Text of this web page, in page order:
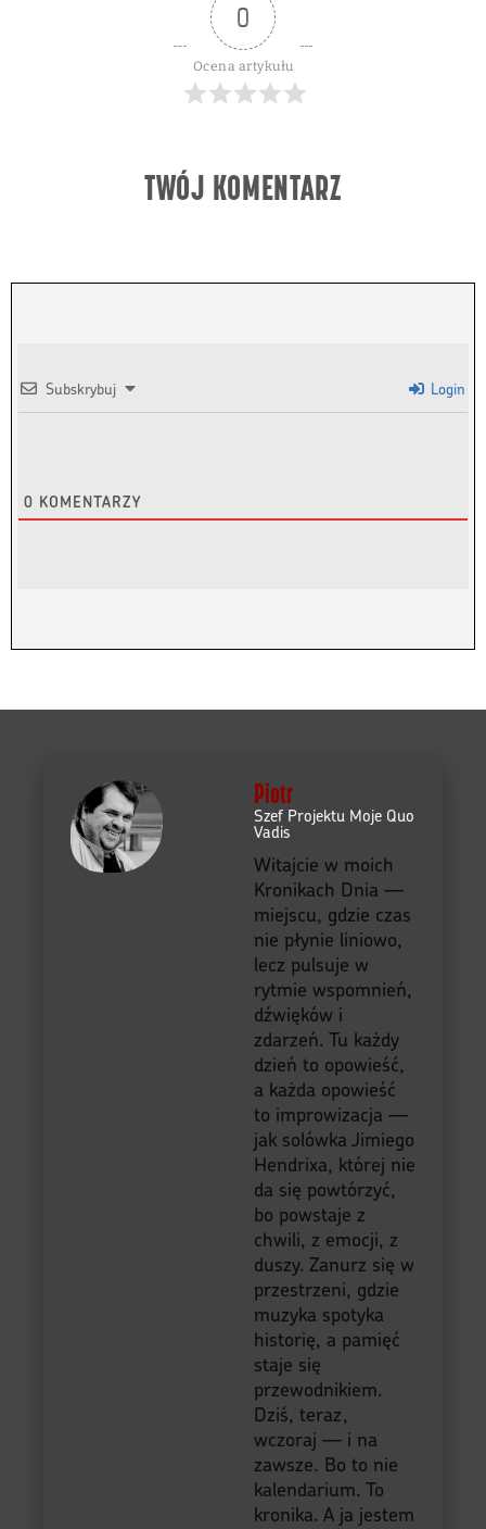
0
Ocena artykułu
TWÓJ KOMENTARZ
Subskrybuj Login
0 KOMENTARZY
Piotr
Szef Projektu Moje Quo
Vadis
Witajcie w moich
Kronikach Dnia —
miejscu, gdzie czas
nie płynie liniowo,
lecz pulsuje w
rytmie wspomnień,
dźwięków i
zdarzeń. Tu każdy
dzień to opowieść,
a każda opowieść
to improwizacja —
jak solówka Jimiego
Hendrixa, której nie
da się powtórzyć,
bo powstaje z
chwili, z emocji, z
duszy. Zanurz się w
przestrzeni, gdzie
muzyka spotyka
historię, a pamięć
staje się
przewodnikiem.
Dziś, teraz,
wczoraj — i na
zawsze. Bo to nie
kalendarium. To
kronika. A ja jestem